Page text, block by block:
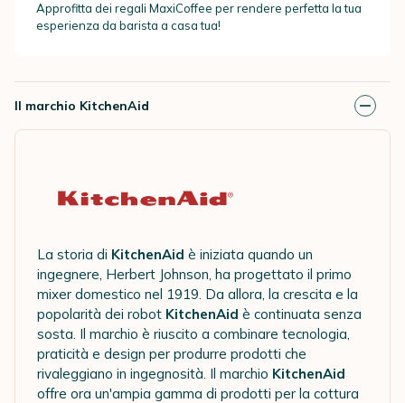
Approfitta dei regali MaxiCoffee per rendere perfetta la tua
esperienza da barista a casa tua!
Il marchio KitchenAid
La storia di KitchenAid è iniziata quando un
ingegnere, Herbert Johnson, ha progettato il primo
mixer domestico nel 1919. Da allora, la crescita e la
popolarità dei robot KitchenAid è continuata senza
sosta. Il marchio è riuscito a combinare tecnologia,
praticità e design per produrre prodotti che
rivaleggiano in ingegnosità. Il marchio KitchenAid
offre ora un'ampia gamma di prodotti per la cottura